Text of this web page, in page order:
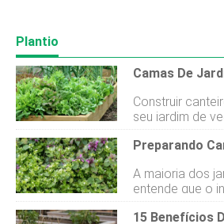
Plantio
Camas De
Construir
seu jardim de
flores) requer
trabalho mais o
próximos anos
Os canteiros
são
Preparando
A maioria dos
entende que o
provavelmente
preparar os